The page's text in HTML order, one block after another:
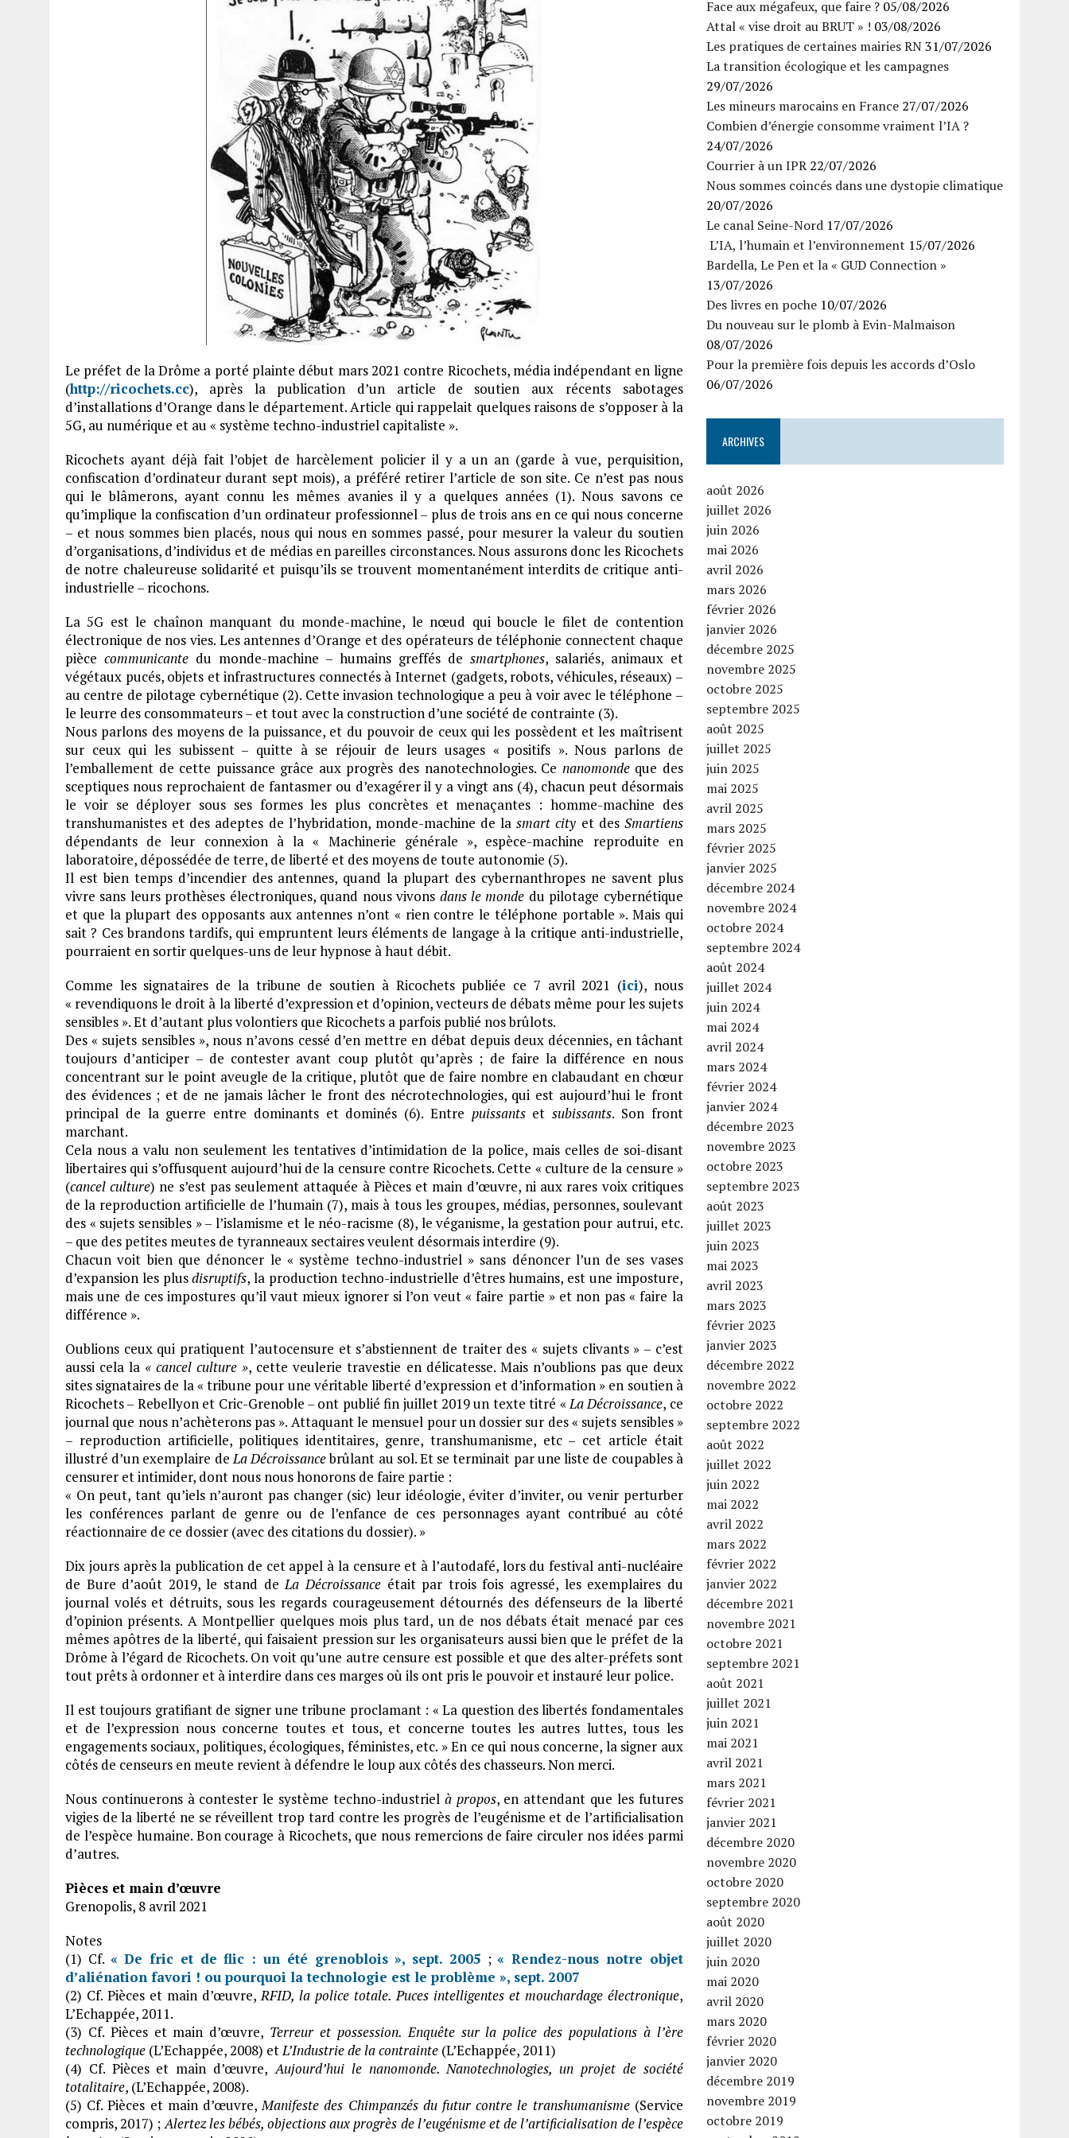
Le préfet de la Drôme a porté plainte début mars 2021 contre Ricochets, média indépendant en ligne
(http://ricochets.cc), après la publication d’un article de soutien aux récents sabotages
d’installations d’Orange dans le département. Article qui rappelait quelques raisons de s’opposer à la
5G, au numérique et au « système techno-industriel capitaliste ».
Ricochets ayant déjà fait l’objet de harcèlement policier il y a un an (garde à vue, perquisition,
confiscation d’ordinateur durant sept mois), a préféré retirer l’article de son site. Ce n’est pas nous
qui le blâmerons, ayant connu les mêmes avanies il y a quelques années (1). Nous savons ce
qu’implique la confiscation d’un ordinateur professionnel – plus de trois ans en ce qui nous concerne
– et nous sommes bien placés, nous qui nous en sommes passé, pour mesurer la valeur du soutien
d’organisations, d’individus et de médias en pareilles circonstances. Nous assurons donc les Ricochets
de notre chaleureuse solidarité et puisqu’ils se trouvent momentanément interdits de critique anti-
industrielle – ricochons.
La 5G est le chaînon manquant du monde-machine, le nœud qui boucle le filet de contention
électronique de nos vies. Les antennes d’Orange et des opérateurs de téléphonie connectent chaque
pièce communicantedu monde-machine – humains greffés de smartphones, salariés, animaux et
végétaux pucés, objets et infrastructures connectés à Internet (gadgets, robots, véhicules, réseaux) –
au centre de pilotage cybernétique (2). Cette invasion technologique a peu à voir avec le téléphone –
le leurre des consommateurs – et tout avec la construction d’une société de contrainte (3).
Nous parlons des moyens de la puissance, et du pouvoir de ceux qui les possèdent et les maîtrisent
sur ceux qui les subissent – quitte à se réjouir de leurs usages « positifs ». Nous parlons de
l’emballement de cette puissance grâce aux progrès des nanotechnologies. Ce nanomondeque des
sceptiques nous reprochaient de fantasmer ou d’exagérer il y a vingt ans (4), chacun peut désormais
le voir se déployer sous ses formes les plus concrètes et menaçantes : homme-machine des
transhumanistes et des adeptes de l’hybridation, monde-machine de lasmart city et des Smartiens
dépendants de leur connexion à la « Machinerie générale », espèce-machine reproduite en
laboratoire, dépossédée de terre, de liberté et des moyens de toute autonomie (5).
Il est bien temps d’incendier des antennes, quand la plupart des cybernanthropes ne savent plus
vivre sans leurs prothèses électroniques, quand nous vivons dans le monde du pilotage cybernétique
et que la plupart des opposants aux antennes n’ont « rien contre le téléphone portable ». Mais qui
sait ? Ces brandons tardifs, qui empruntent leurs éléments de langage à la critique anti-industrielle,
pourraient en sortir quelques-uns de leur hypnose à haut débit.
Comme les signataires de la tribune de soutien à Ricochets publiée ce 7 avril 2021 (ici), nous
« revendiquons le droit à la liberté d’expression et d’opinion, vecteurs de débats même pour les sujets
sensibles ». Et d’autant plus volontiers que Ricochets a parfois publié nos brûlots.
Des « sujets sensibles », nous n’avons cessé d’en mettre en débat depuis deux décennies, en tâchant
toujours d’anticiper – de contester avant coup plutôt qu’après ; de faire la différence en nous
concentrant sur le point aveugle de la critique, plutôt que de faire nombre en clabaudant en chœur
des évidences ; et de ne jamais lâcher le front des nécrotechnologies, qui est aujourd’hui le front
principal de la guerre entre dominants et dominés (6). Entre puissantsetsubissants. Son front
marchant.
Cela nous a valu non seulement les tentatives d’intimidation de la police, mais celles de soi-disant
libertaires qui s’offusquent aujourd’hui de la censure contre Ricochets. Cette « culture de la censure »
(cancel culture) ne s’est pas seulement attaquée à Pièces et main d’œuvre, ni aux rares voix critiques
de la reproduction artificielle de l’humain (7), mais à tous les groupes, médias, personnes, soulevant
des « sujets sensibles » – l’islamisme et le néo-racisme (8), le véganisme, la gestation pour autrui, etc.
– que des petites meutes de tyranneaux sectaires veulent désormais interdire (9).
Chacun voit bien que dénoncer le « système techno-industriel » sans dénoncer l’un de ses vases
d’expansion les plusdisruptifs, la production techno-industrielle d’êtres humains, est une imposture,
mais une de ces impostures qu’il vaut mieux ignorer si l’on veut « faire partie » et non pas « faire la
différence ».
Oublions ceux qui pratiquent l’autocensure et s’abstiennent de traiter des « sujets clivants » – c’est
aussi cela la « cancel culture », cette veulerie travestie en délicatesse. Mais n’oublions pas que deux
sites signataires de la « tribune pour une véritable liberté d’expression et d’information » en soutien à
Ricochets – Rebellyon et Cric-Grenoble – ont publié fin juillet 2019 un texte titré « La Décroissance, ce
journal que nous n’achèterons pas ». Attaquant le mensuel pour un dossier sur des « sujets sensibles »
– reproduction artificielle, politiques identitaires, genre, transhumanisme, etc – cet article était
illustré d’un exemplaire de La Décroissancebrûlant au sol. Et se terminait par une liste de coupables à
censurer et intimider, dont nous nous honorons de faire partie :
« On peut, tant qu’iels n’auront pas changer (sic) leur idéologie, éviter d’inviter, ou venir perturber
les conférences parlant de genre ou de l’enfance de ces personnages ayant contribué au côté
réactionnaire de ce dossier (avec des citations du dossier). »
Dix jours après la publication de cet appel à la censure et à l’autodafé, lors du festival anti-nucléaire
de Bure d’août 2019, le stand de La Décroissance était par trois fois agressé, les exemplaires du
journal volés et détruits, sous les regards courageusement détournés des défenseurs de la liberté
d’opinion présents. A Montpellier quelques mois plus tard, un de nos débats était menacé par ces
mêmes apôtres de la liberté, qui faisaient pression sur les organisateurs aussi bien que le préfet de la
Drôme à l’égard de Ricochets. On voit qu’une autre censure est possible et que des alter-préfets sont
tout prêts à ordonner et à interdire dans ces marges où ils ont pris le pouvoir et instauré leur police.
Il est toujours gratifiant de signer une tribune proclamant : « La question des libertés fondamentales
et de l’expression nous concerne toutes et tous, et concerne toutes les autres luttes, tous les
engagements sociaux, politiques, écologiques, féministes, etc. » En ce qui nous concerne, la signer aux
côtés de censeurs en meute revient à défendre le loup aux côtés des chasseurs. Non merci.
Nous continuerons à contester le système techno-industriel à propos, en attendant que les futures
vigies de la liberté ne se réveillent trop tard contre les progrès de l’eugénisme et de l’artificialisation
de l’espèce humaine. Bon courage à Ricochets, que nous remercions de faire circuler nos idées parmi
d’autres.
Pièces et main d’œuvre
Grenopolis, 8 avril 2021
Notes
(1) Cf. « De fric et de flic : un été grenoblois », sept. 2005 ;« Rendez-nous notre objet
d’aliénation favori ! ou pourquoi la technologie est le problème », sept. 2007
(2) Cf. Pièces et main d’œuvre, RFID, la police totale. Puces intelligentes et mouchardage électronique,
L’Echappée, 2011.
(3) Cf. Pièces et main d’œuvre, Terreur et possession. Enquête sur la police des populations à l’ère
technologique (L’Echappée, 2008) et L’Industrie de la contrainte (L’Echappée, 2011)
(4) Cf. Pièces et main d’œuvre, Aujourd’hui le nanomonde. Nanotechnologies, un projet de société
totalitaire, (L’Echappée, 2008).
(5) Cf. Pièces et main d’œuvre, Manifeste des Chimpanzés du futur contre le transhumanisme(Service
compris, 2017) ; Alertez les bébés, objections aux progrès de l’eugénisme et de l’artificialisation de l’espèce
Face aux mégafeux, que faire ? 05/08/2026
Attal « vise droit au BRUT » ! 03/08/2026
Les pratiques de certaines mairies RN31/07/2026
La transition écologique et les campagnes
29/07/2026
Les mineurs marocains en France 27/07/2026
Combien d’énergie consomme vraiment l’IA ?
24/07/2026
Courrier à un IPR 22/07/2026
Nous sommes coincés dans une dystopie climatique
20/07/2026
Le canal Seine-Nord 17/07/2026
L’IA, l’humain et l’environnement 15/07/2026
Bardella, Le Pen et la « GUD Connection »
13/07/2026
Des livres en poche 10/07/2026
Du nouveau sur le plomb à Evin-Malmaison
08/07/2026
Pour la première fois depuis les accords d’Oslo
06/07/2026
ARCHIVES
août 2026
juillet 2026
juin 2026
mai 2026
avril 2026
mars 2026
février 2026
janvier 2026
décembre 2025
novembre 2025
octobre 2025
septembre 2025
août 2025
juillet 2025
juin 2025
mai 2025
avril 2025
mars 2025
février 2025
janvier 2025
décembre 2024
novembre 2024
octobre 2024
septembre 2024
août 2024
juillet 2024
juin 2024
mai 2024
avril 2024
mars 2024
février 2024
janvier 2024
décembre 2023
novembre 2023
octobre 2023
septembre 2023
août 2023
juillet 2023
juin 2023
mai 2023
avril 2023
mars 2023
février 2023
janvier 2023
décembre 2022
novembre 2022
octobre 2022
septembre 2022
août 2022
juillet 2022
juin 2022
mai 2022
avril 2022
mars 2022
février 2022
janvier 2022
décembre 2021
novembre 2021
octobre 2021
septembre 2021
août 2021
juillet 2021
juin 2021
mai 2021
avril 2021
mars 2021
février 2021
janvier 2021
décembre 2020
novembre 2020
octobre 2020
septembre 2020
août 2020
juillet 2020
juin 2020
mai 2020
avril 2020
mars 2020
février 2020
janvier 2020
décembre 2019
novembre 2019
octobre 2019